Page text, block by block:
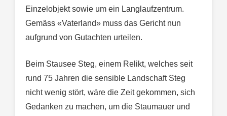
Einzelobjekt sowie um ein Langlaufzentrum.
Gemäss «Vaterland» muss das Gericht nun
aufgrund von Gutachten urteilen.
Beim Stausee Steg, einem Relikt, welches seit
rund 75 Jahren die sensible Landschaft Steg
nicht wenig stört, wäre die Zeit gekommen, sich
Gedanken zu machen, um die Staumauer und